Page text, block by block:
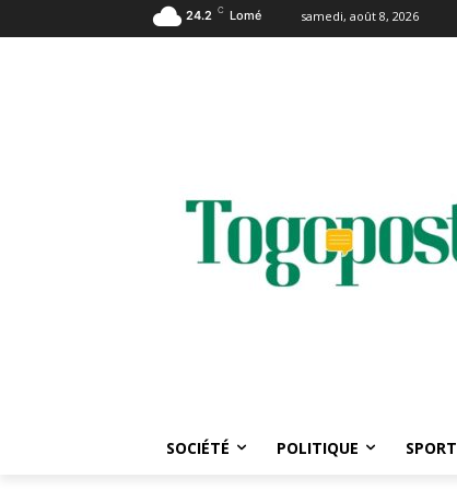
24.2 C Lomé samedi, août 8, 2026
SOCIÉTÉ POLITIQUE SPORT